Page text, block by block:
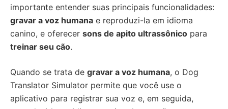
importante entender suas principais funcionalidades:
gravar a voz humana e reproduzi-la em idioma
canino, e oferecer sons de apito ultrassônico para
treinar seu cão.
Quando se trata de gravar a voz humana, o Dog
Translator Simulator permite que você use o
aplicativo para registrar sua voz e, em seguida,